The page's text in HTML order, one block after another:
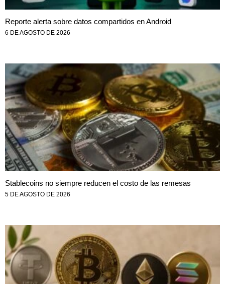
Reporte alerta sobre datos compartidos en Android
6 DE AGOSTO DE 2026
Stablecoins no siempre reducen el costo de las remesas
5 DE AGOSTO DE 2026